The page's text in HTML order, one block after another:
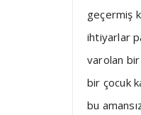
geçermiş
ihtiyarlar
varolan bir
bir çocuk
bu